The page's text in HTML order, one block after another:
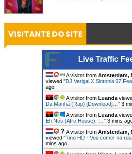
VISITANTE DO SITE
Live Traffic
A visitor from Amsterdam,
viewed "DJ Verigal X Sintonia 07
ago
A visitor from Luanda
Da Manhã (Rap) [Download]… " 3
A visitor from Luanda
Éh Nós (Afro House) -… " 3 mins
A visitor from Amsterdam,
viewed "Tino HD - Vou comer na
mins ago